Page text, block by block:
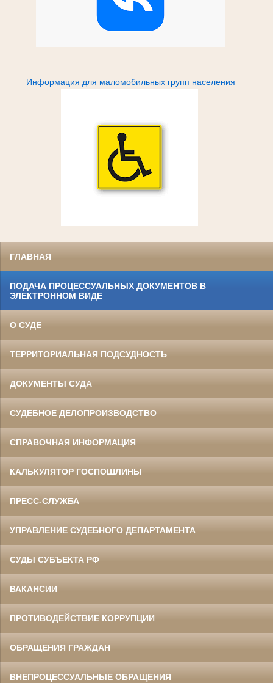
Информация для маломобильных групп населения
ГЛАВНАЯ
ПОДАЧА ПРОЦЕССУАЛЬНЫХ ДОКУМЕНТОВ В
ЭЛЕКТРОННОМ ВИДЕ
О СУДЕ
ТЕРРИТОРИАЛЬНАЯ ПОДСУДНОСТЬ
ДОКУМЕНТЫ СУДА
СУДЕБНОЕ ДЕЛОПРОИЗВОДСТВО
СПРАВОЧНАЯ ИНФОРМАЦИЯ
КАЛЬКУЛЯТОР ГОСПОШЛИНЫ
ПРЕСС-СЛУЖБА
УПРАВЛЕНИЕ СУДЕБНОГО ДЕПАРТАМЕНТА
СУДЫ СУБЪЕКТА РФ
ВАКАНСИИ
ПРОТИВОДЕЙСТВИЕ КОРРУПЦИИ
ОБРАЩЕНИЯ ГРАЖДАН
ВНЕПРОЦЕССУАЛЬНЫЕ ОБРАЩЕНИЯ